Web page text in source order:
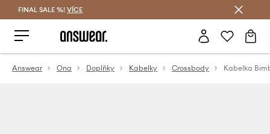
FINAL SALE %! VÍCE
Answear Ona Doplňky Kabelky Crossbody Kabelka